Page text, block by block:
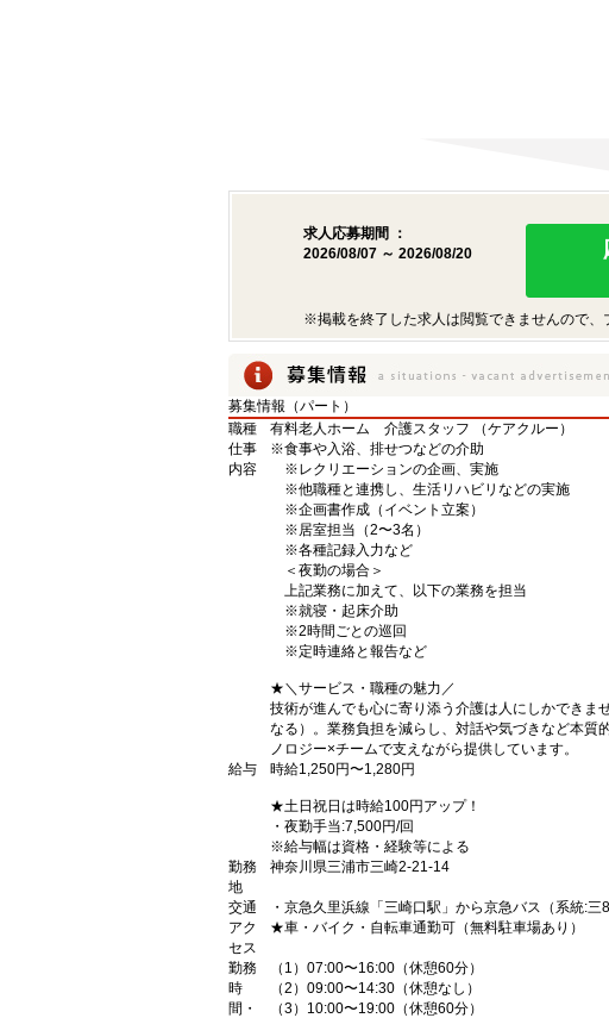
求人応募期間 ：
2026/08/07 ～ 2026/08/20
※掲載を終了した求人は閲覧できませんので、
募集情報（パート）
職種
有料老人ホーム 介護スタッフ （ケアクルー）
仕事
内容
※食事や入浴、排せつなどの介助
※レクリエーションの企画、実施
※他職種と連携し、生活リハビリなどの実施
※企画書作成（イベント立案）
※居室担当（2〜3名）
※各種記録入力など
＜夜勤の場合＞
上記業務に加えて、以下の業務を担当
※就寝・起床介助
※2時間ごとの巡回
※定時連絡と報告など
★＼サービス・職種の魅力／
技術が進んでも心に寄り添う介護は人にしかできま
なる）。業務負担を減らし、対話や気づきなど本質
ノロジー×チームで支えながら提供しています。
給与
時給1,250円〜1,280円
★土日祝日は時給100円アップ！
・夜勤手当:7,500円/回
※給与幅は資格・経験等による
勤務
地
神奈川県三浦市三崎2-21-14
交通
アク
セス
・京急久里浜線「三崎口駅」から京急バス（系統:
★車・バイク・自転車通勤可（無料駐車場あり）
勤務
時
間・
（1）07:00〜16:00（休憩60分）
（2）09:00〜14:30（休憩なし）
（3）10:00〜19:00（休憩60分）